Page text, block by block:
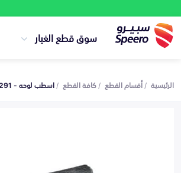
سوق قطع الغيار
الرئيسية أقسام القطع كافة القطع اسطب لوحه - 8127130291